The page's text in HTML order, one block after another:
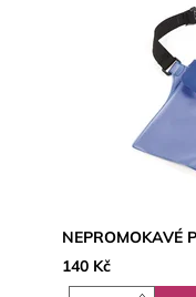
NEPROMOKAVÉ
140 Kč